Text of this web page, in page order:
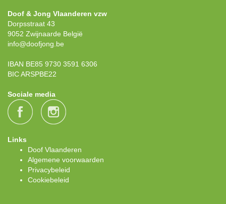
Doof & Jong Vlaanderen vzw
Dorpsstraat 43
9052 Zwijnaarde België
info@doofjong.be
IBAN BE85 9730 3591 6306
BIC ARSPBE22
Sociale media
Links
Doof Vlaanderen
Algemene voorwaarden
Privacybeleid
Cookiebeleid